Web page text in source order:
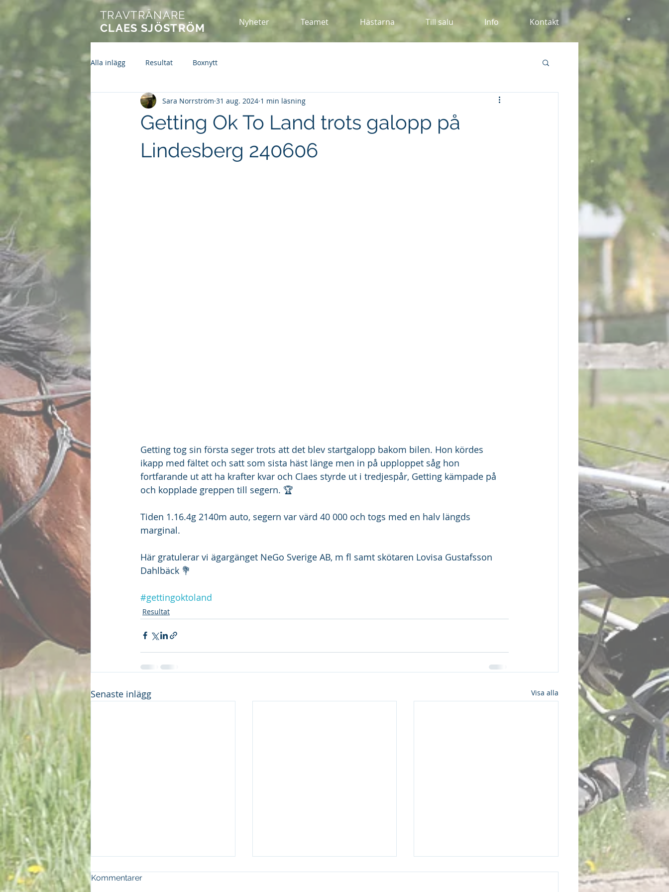
TRAVTRÄNARE
CLAES SJÖSTRÖM
Nyheter Teamet Hästarna Till salu Info Kontakt
Alla inlägg Resultat Boxnytt
Getting Ok To Land trots galopp på
Lindesberg 240606
Sara Norrström 31 aug. 2024 1 min läsning
Getting tog sin första seger trots att det blev startgalopp bakom bilen. Hon kördes
ikapp med fältet och satt som sista häst länge men in på upploppet såg hon
fortfarande ut att ha krafter kvar och Claes styrde ut i tredjespår, Getting kämpade på
och kopplade greppen till segern. 🏆
Tiden 1.16.4g 2140m auto, segern var värd 40 000 och togs med en halv längds
marginal.
Här gratulerar vi ägargänget NeGo Sverige AB, m fl samt skötaren Lovisa Gustafsson
Dahlbäck 💐
#gettingoktoland
Resultat
Senaste inlägg Visa alla
Kommentarer